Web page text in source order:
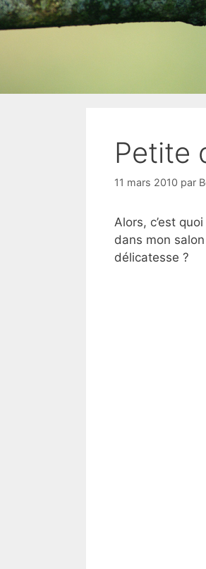
Petite
11 mars 2010 par
Alors, c’est
dans mon
délicatesse ?